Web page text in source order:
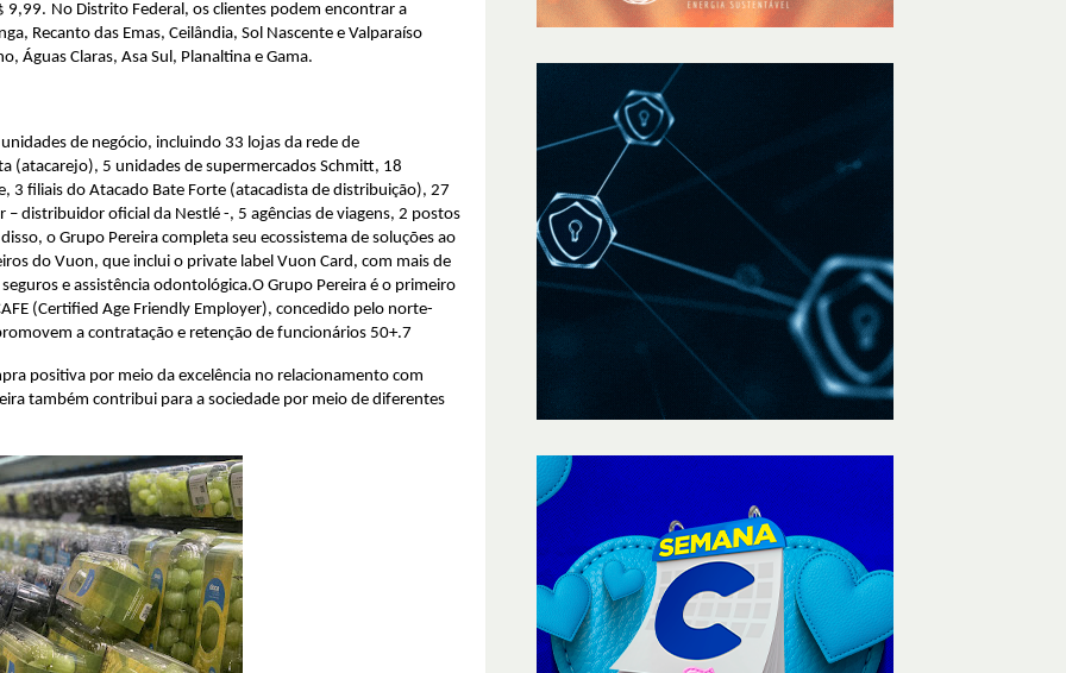
9,99. No Distrito Federal, os clientes podem encontrar a
Recanto das Emas, Ceilândia, Sol Nascente e Valparaíso
Águas Claras, Asa Sul, Planaltina e Gama.
de negócio, incluindo 33 lojas da rede de
(atacarejo), 5 unidades de supermercados Schmitt, 18
3 filiais do Atacado Bate Forte (atacadista de distribuição), 27
distribuidor oficial da Nestlé -, 5 agências de viagens, 2 postos
o Grupo Pereira completa seu ecossistema de soluções ao
do Vuon, que inclui o private label Vuon Card, com mais de
e assistência odontológica.O Grupo Pereira é o primeiro
(Certified Age Friendly Employer), concedido pelo norte-
a contratação e retenção de funcionários 50+.7
positiva por meio da excelência no relacionamento com
também contribui para a sociedade por meio de diferentes